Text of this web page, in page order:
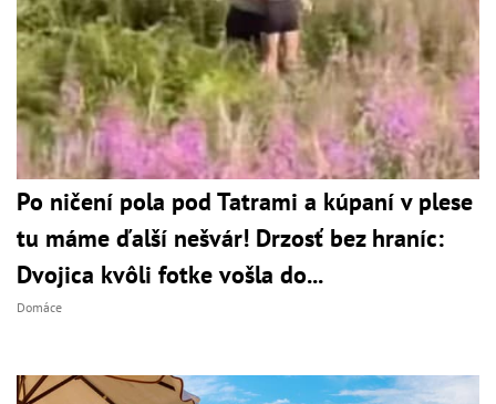
Po ničení pola pod Tatrami a kúpaní v plese
tu máme ďalší nešvár! Drzosť bez hraníc:
Dvojica kvôli fotke vošla do...
Domáce